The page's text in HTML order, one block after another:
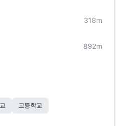
318m
892m
고등학교